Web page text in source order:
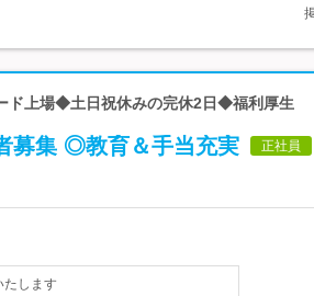
ド上場◆土日祝休みの完休2日◆福利厚生
募集 ◎教育＆手当充実 正社員
たします